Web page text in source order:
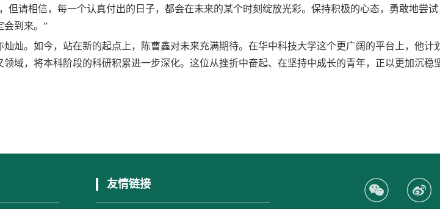
但请相信，每一个认真付出的日子，都会在未来的某个时刻绽放光彩。保持积极的心态，勇敢地尝
到来。 ”
灿灿。如今，站在新的起点上，陈曹鑫对未来充满期待。在华中科技大学这个更广阔的平台上，他计
域，将本科阶段的科研积累进一步深化。这位从挫折中奋起、在坚持中成长的青年，正以更加沉稳
友情链接